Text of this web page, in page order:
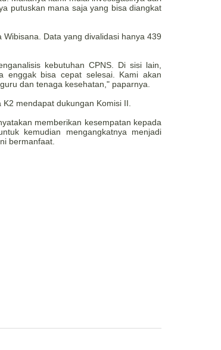
putuskan mana saja yang bisa diangkat
Data yang divalidasi hanya 439
kebutuhan CPNS. Di sisi lain,
enggak bisa cepat selesai. Kami akan
dan tenaga kesehatan," paparnya.
mendapat dukungan Komisi II.
memberikan kesempatan kepada
kemudian mengangkatnya menjadi
bermanfaat.